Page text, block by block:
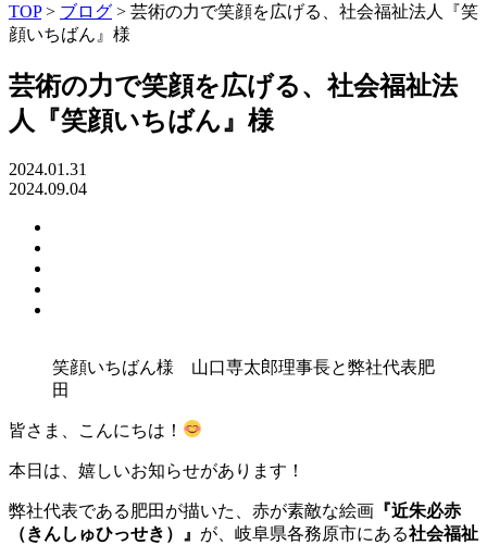
TOP> ブログ > 芸術の力で笑顔を広げる、社会福祉法人『笑
顔いちばん』様
芸術の力で笑顔を広げる、社会福祉法
人『笑顔いちばん』様
2024.01.31
2024.09.04
ッ
ク
マ
ー
で
有
有
笑顔いちばん様 山口専太郎理事長と弊社代表肥
田
皆さま、こんにちは！
本日は、嬉しいお知らせがあります！
弊社代表である肥田が描いた、赤が素敵な絵画 『近朱必赤
（きんしゅひっせき）』 が、岐阜県各務原市にある社会福祉